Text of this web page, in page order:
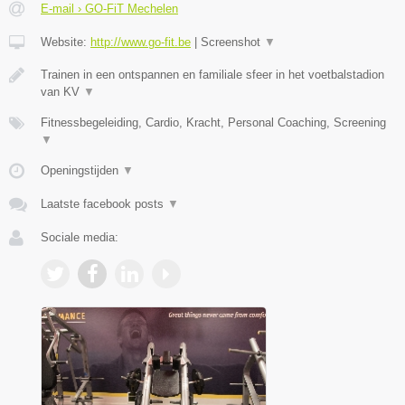
E-mail › GO-FiT Mechelen
Website: http://www.go-fit.be | Screenshot ▼
Trainen in een ontspannen en familiale sfeer in het voetbalstadion
van KV ▼
Fitnessbegeleiding, Cardio, Kracht, Personal Coaching, Screening
▼
Openingstijden ▼
Laatste facebook posts ▼
Sociale media: